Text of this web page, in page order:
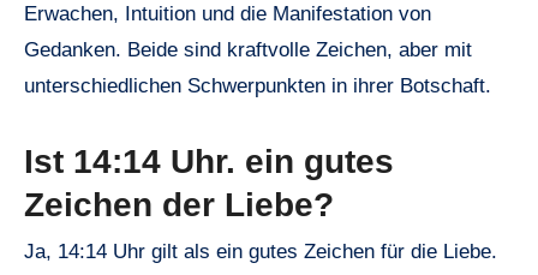
Erwachen, Intuition und die Manifestation von
Gedanken. Beide sind kraftvolle Zeichen, aber mit
unterschiedlichen Schwerpunkten in ihrer Botschaft.
Ist 14:14 Uhr. ein gutes
Zeichen der Liebe?
Ja, 14:14 Uhr gilt als ein gutes Zeichen für die Liebe.